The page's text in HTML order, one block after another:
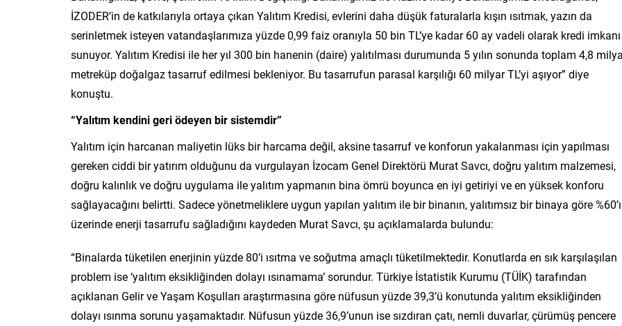
İZODER’in de katkılarıyla ortaya çıkan Yalıtım Kredisi, evlerini daha düşük faturalarla kışın ısıtmak, yazın da
serinletmek isteyen vatandaşlarımıza yüzde 0,99 faiz oranıyla 50 bin TL’ye kadar 60 ay vadeli olarak kredi imkanı
sunuyor. Yalıtım Kredisi ile her yıl 300 bin hanenin (daire) yalıtılması durumunda 5 yılın sonunda toplam 4,8
metreküp doğalgaz tasarruf edilmesi bekleniyor. Bu tasarrufun parasal karşılığı 60 milyar TL’yi aşıyor” diye
konuştu.
“Yalıtım kendini geri ödeyen bir sistemdir”
Yalıtım için harcanan maliyetin lüks bir harcama değil, aksine tasarruf ve konforun yakalanması için yapılması
gereken ciddi bir yatırım olduğunu da vurgulayan İzocam Genel Direktörü Murat Savcı, doğru yalıtım malzemesi,
doğru kalınlık ve doğru uygulama ile yalıtım yapmanın bina ömrü boyunca en iyi getiriyi ve en yüksek konforu
sağlayacağını belirtti. Sadece yönetmeliklere uygun yapılan yalıtım ile bir binanın, yalıtımsız bir binaya göre
üzerinde enerji tasarrufu sağladığını kaydeden Murat Savcı, şu açıklamalarda bulundu:
“Binalarda tüketilen enerjinin yüzde 80’i ısıtma ve soğutma amaçlı tüketilmektedir. Konutlarda en sık karşılaşılan
problem ise ‘yalıtım eksikliğinden dolayı ısınamama’ sorundur. Türkiye İstatistik Kurumu (TÜİK) tarafından
açıklanan Gelir ve Yaşam Koşulları araştırmasına göre nüfusun yüzde 39,3’ü konutunda yalıtım eksikliğinden
dolayı ısınma sorunu yaşamaktadır. Nüfusun yüzde 36,9’unun ise sızdıran çatı, nemli duvarlar, çürümüş pencere